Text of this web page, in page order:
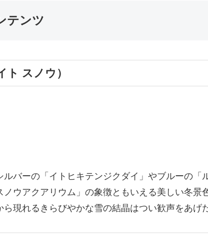
テンツ
スノウ）
バーの「イトヒキテンジクダイ」やブルーの
ウアクアリウム」の象徴ともいえる美しい冬景
現れるきらびやかな雪の結晶はつい歓声をあげ